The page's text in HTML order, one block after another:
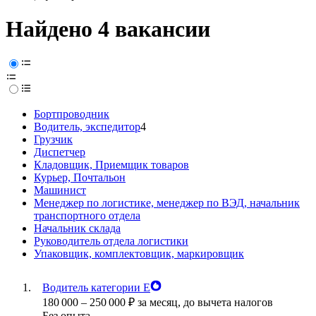
Найдено 4 вакансии
Бортпроводник
Водитель, экспедитор4
Грузчик
Диспетчер
Кладовщик, Приемщик товаров
Курьер, Почтальон
Машинист
Менеджер по логистике, менеджер по ВЭД, начальник
транспортного отдела
Начальник склада
Руководитель отдела логистики
Упаковщик, комплектовщик, маркировщик
Водитель категории Е
180 000 – 250 000 ₽ за месяц, до вычета налогов